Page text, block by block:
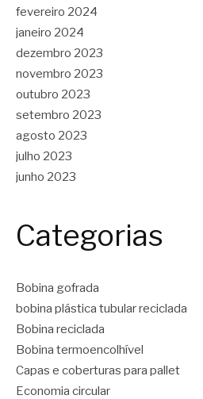
fevereiro 2024
janeiro 2024
dezembro 2023
novembro 2023
outubro 2023
setembro 2023
agosto 2023
julho 2023
junho 2023
Categorias
Bobina gofrada
bobina plástica tubular reciclada
Bobina reciclada
Bobina termoencolhível
Capas e coberturas para pallet
Economia circular